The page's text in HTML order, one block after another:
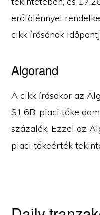
erőfölénnyel
cikk írásának
Algorand
A cikk írásakor az
$1,6B, piaci tőke
százalék. Ezzel az
piaci tőkeérték